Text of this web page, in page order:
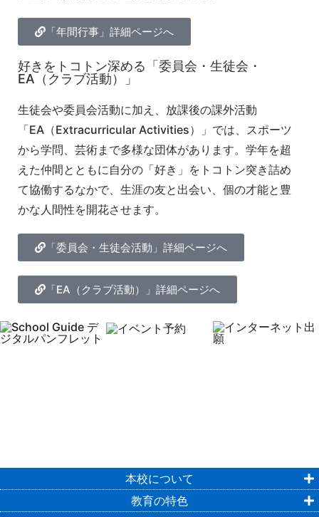
「年間行事」詳細ページへ
好きをトコトン深める「委員会・生徒会・
EA（クラブ活動）」
生徒会や委員会活動に加え、放課後の課外活動
「EA（Extracurricular Activities）」では、スポーツ
から学問、芸術まで多様な団体があります。学年を超
えた仲間とともに自分の「好き」をトコトン突き詰め
て協働するなかで、生涯の友と出会い、個の才能と豊
かな人間性を開花させます。
「委員会・生徒会活動」詳細ページへ
「EA（クラブ活動）」詳細ページへ
本校について
教育の特色